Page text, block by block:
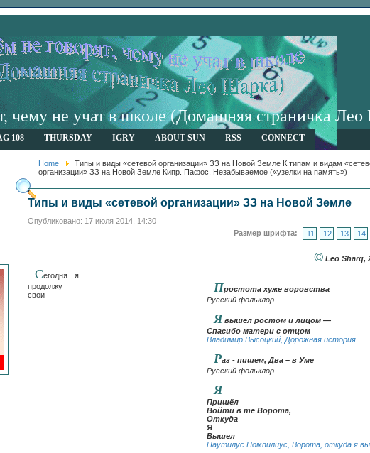
Home
Типы и виды «сетевой организации» ЗЗ на Новой Земле К типам и видам
организации» ЗЗ на Новой Земле Кипр. Пафос. Незабываемое («узелки на память»)
Типы и виды «сетевой организации» ЗЗ на Новой Земле
Опубликовано: 17 июля 2014, 14:30
Размер шрифта:
11 12 13 14
© Leo Sharq,
Простота хуже воровства
Русский фольклор
Я вышел ростом и лицом —
Спасибо матери с отцом
Владимир Высоцкий, Дорожная история
Раз - пишем, Два – в Уме
Русский фольклор
Я
Пришёл
Войти в те Ворота,
Откуда
Я
Вышел
Наутилус Помпилиус, Ворота, откуда я
Сегодня я
продолжу
свои
чему не учат в школе (Домашняя страничка
108 THURSDAY IGRY ABOUT SUN RSS CONNECT